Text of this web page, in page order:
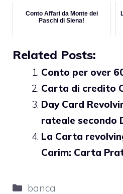
Conto Affari da Monte dei
Paschi di Siena!
Related Posts:
Conto per over
Carta di credito
Day Card
rateale secondo
La Carta
Carim: Carta
Categorie
banca